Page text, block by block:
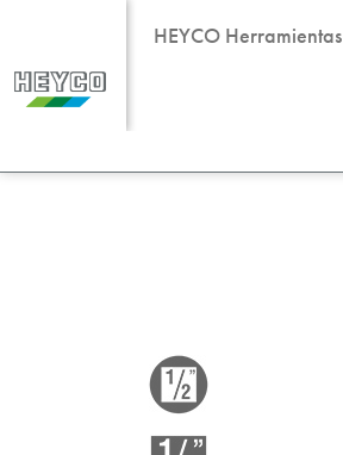
HEYCO Herramientas